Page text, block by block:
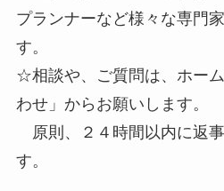
プランナーなど様々な専門
す。
☆相談や、ご質問は、ホー
わせ」からお願いします。
原則、２４時間以内に返
す。